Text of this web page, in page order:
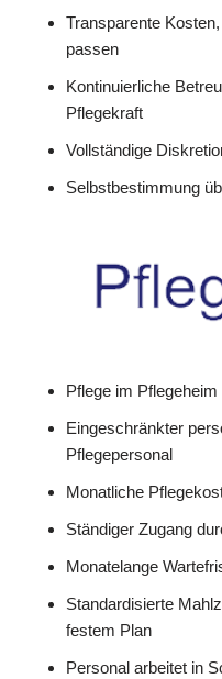
Transparente
passen
Kontinuierliche
Pflegekraft
Vollständige
Selbstbestimmung
Pflege im Pflegeheim
Eingeschränkter
Pflegepersonal
Monatliche
Ständiger Zugang
Monatelange
Standardisierte
festem Plan
Personal arbeitet in